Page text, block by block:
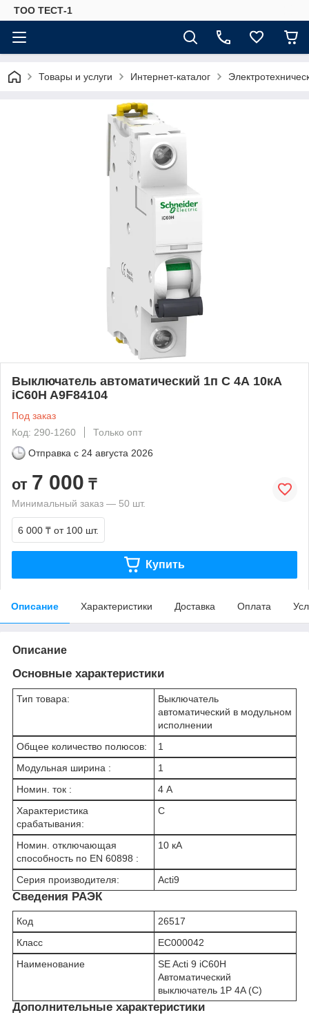
ТОО ТЕСТ-1
Товары и услуги Интернет-каталог
Выключатель автоматический 1п C 4А 10кА
iC60H A9F84104
Под заказ
Код: 290-1260
Только опт
Отправка с 24 августа 2026
от 7 000 ₸
Минимальный заказ — 50 шт.
6 000 ₸ от 100 шт.
Купить
Описание Характеристики Доставка Оплата
Описание
Основные характеристики
Тип товара:
Выключатель
автоматический в модульном
исполнении
Общее количество полюсов:
1
Модульная ширина :
1
Номин. ток :
4 А
Характеристика
срабатывания:
C
Номин. отключающая
способность по EN 60898 :
10 кА
Серия производителя: Acti9
Сведения РАЭК
Код
26517
Класс
EC000042
Наименование
SE Acti 9 iC60H
Автоматический
выключатель 1P 4A (C)
Дополнительные характеристики